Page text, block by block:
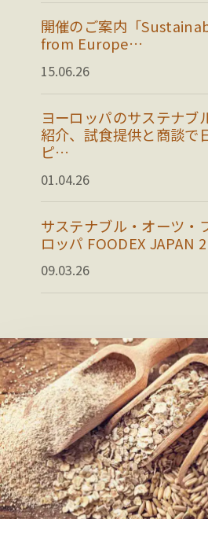
15.06.26
開催のご案内「
from Europe…
01.04.26
ヨーロッパのサステナブ
紹介、試食提供と商談で
ピ…
09.03.26
サステナブル・オーツ・
ロッパ FOODEX JAPAN